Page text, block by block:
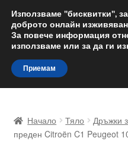
Доставка
Skip
to
navigation
Skip
to
content
Доставка по целия свят
Начало Тяло Дръжки
преден Citroën C1 Peugeot
Използваме "бисквитки",
доброто онлайн
За повече информация
използваме или за да ги
Приемам